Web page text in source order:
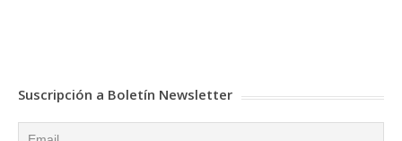
Suscripción a Boletín Newsletter